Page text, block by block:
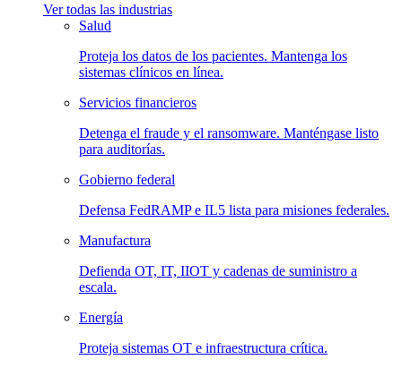
Ver todas las industrias
Salud
Proteja los datos de los pacientes. Mantenga los
sistemas clínicos en línea.
Servicios financieros
Detenga el fraude y el ransomware. Manténgase listo
para auditorías.
Gobierno federal
Defensa FedRAMP e IL5 lista para misiones federales.
Manufactura
Defienda OT, IT, IIOT y cadenas de suministro a
escala.
Energía
Proteja sistemas OT e infraestructura crítica.